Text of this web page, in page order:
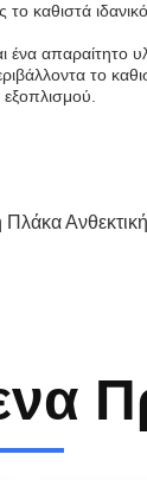
καθιστά
ένα απαραίτητο
το
Πλάκα